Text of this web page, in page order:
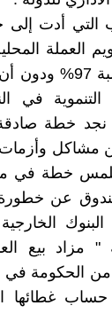
التي أدت
العملة
معالجة الأقتصاد الأحادي الريعي المعتمد على بيع
في
نجد خطة
مشاكل وأزمات
نلمس خطة في
عن
الخارجية
مزاد بيع
الحكومة في
غطائها